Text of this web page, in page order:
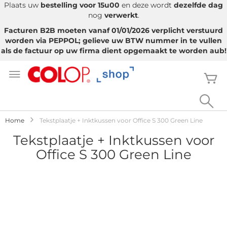
Plaats uw bestelling voor 15u00 en deze wordt dezelfde dag
nog verwerkt.
Facturen B2B moeten vanaf 01/01/2026 verplicht verstuurd
worden via PEPPOL; gelieve uw BTW nummer in te vullen
als de factuur op uw firma dient opgemaakt te worden aub!
naar
Home Tekstplaatje + Inktkussen voor Office S 300 Green Line
Tekstplaatje + Inktkussen voor
Office S 300 Green Line